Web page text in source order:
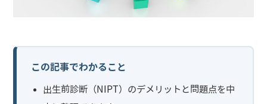
この記事でわかること
出生前診断（NIPT）のデメリットと問題点を中